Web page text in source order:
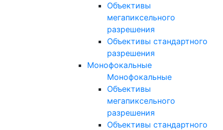
Объективы
мегапиксельного
разрешения
Объективы стандартного
разрешения
Монофокальные
Монофокальные
Объективы
мегапиксельного
разрешения
Объективы стандартного